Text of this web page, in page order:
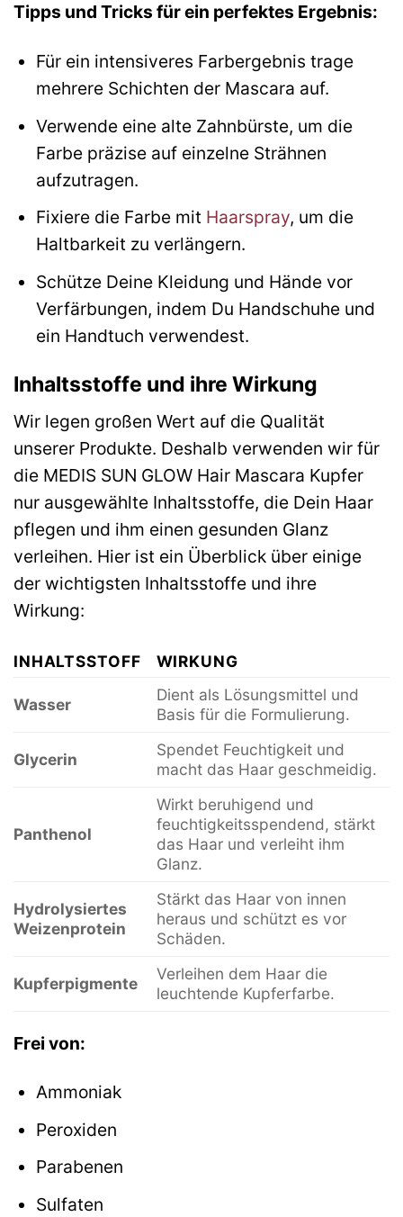
Tipps und Tricks für ein perfektes Ergebnis:
Für ein intensiveres Farbergebnis trage
mehrere Schichten der Mascara auf.
Verwende eine alte Zahnbürste, um die
Farbe präzise auf einzelne Strähnen
aufzutragen.
Fixiere die Farbe mit Haarspray, um die
Haltbarkeit zu verlängern.
Schütze Deine Kleidung und Hände vor
Verfärbungen, indem Du Handschuhe und
ein Handtuch verwendest.
Inhaltsstoffe und ihre Wirkung
Wir legen großen Wert auf die Qualität
unserer Produkte. Deshalb verwenden wir für
die MEDIS SUN GLOW Hair Mascara Kupfer
nur ausgewählte Inhaltsstoffe, die Dein Haar
pflegen und ihm einen gesunden Glanz
verleihen. Hier ist ein Überblick über einige
der wichtigsten Inhaltsstoffe und ihre
Wirkung:
INHALTSSTOFF WIRKUNG
Wasser
Dient als Lösungsmittel und
Basis für die Formulierung.
Glycerin
Spendet Feuchtigkeit und
macht das Haar geschmeidig.
Panthenol
Wirkt beruhigend und
feuchtigkeitsspendend, stärkt
das Haar und verleiht ihm
Glanz.
Hydrolysiertes
Weizenprotein
Stärkt das Haar von innen
heraus und schützt es vor
Schäden.
Kupferpigmente
Verleihen dem Haar die
leuchtende Kupferfarbe.
Frei von:
Ammoniak
Peroxiden
Parabenen
Sulfaten